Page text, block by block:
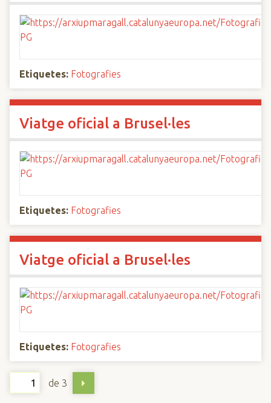
Etiquetes: Fotografies
Viatge oficial a Brusel·les
Etiquetes: Fotografies
Viatge oficial a Brusel·les
Etiquetes: Fotografies
de 3